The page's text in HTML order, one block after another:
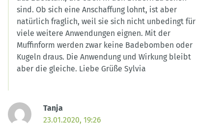
sind. Ob sich eine Anschaffung lohnt, ist aber
natürlich fraglich, weil sie sich nicht unbedingt für
viele weitere Anwendungen eignen. Mit der
Muffinform werden zwar keine Badebomben oder
Kugeln draus. Die Anwendung und Wirkung bleibt
aber die gleiche. Liebe Grüße Sylvia
Tanja
23.01.2020, 19:26